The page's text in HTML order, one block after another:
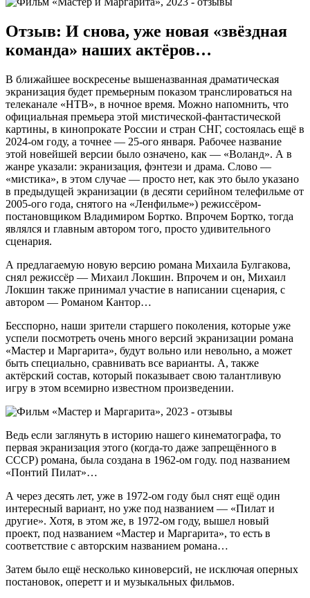
Отзыв: И снова, уже новая «звёздная
команда» наших актёров…
В ближайшее воскресенье вышеназванная драматическая
экранизация будет премьерным показом транслироваться на
телеканале «НТВ», в ночное время. Можно напомнить, что
официальная премьера этой мистической-фантастической
картины, в кинопрокате России и стран СНГ, состоялась ещё в
2024-ом году, а точнее — 25-ого января. Рабочее название
этой новейшей версии было означено, как — «Воланд». А в
жанре указали: экранизация, фэнтези и драма. Слово —
«мистика», в этом случае — просто нет, как это было указано
в предыдущей экранизации (в десяти серийном телефильме от
2005-ого года, снятого на «Ленфильме») режиссёром-
постановщиком Владимиром Бортко. Впрочем Бортко, тогда
являлся и главным автором того, просто удивительного
сценария.
А предлагаемую новую версию романа Михаила Булгакова,
снял режиссёр — Михаил Локшин. Впрочем и он, Михаил
Локшин также принимал участие в написании сценария, с
автором — Романом Кантор…
Бесспорно, наши зрители старшего поколения, которые уже
успели посмотреть очень много версий экранизации романа
«Мастер и Маргарита», будут вольно или невольно, а может
быть специально, сравнивать все варианты. А, также
актёрский состав, который показывает свою талантливую
игру в этом всемирно известном произведении.
Ведь если заглянуть в историю нашего кинематографа, то
первая экранизация этого (когда-то даже запрещённого в
СССР) романа, была создана в 1962-ом году. под названием
«Понтий Пилат»…
А через десять лет, уже в 1972-ом году был снят ещё один
интересный вариант, но уже под названием — «Пилат и
другие». Хотя, в этом же, в 1972-ом году, вышел новый
проект, под названием «Мастер и Маргарита», то есть в
соответствие с авторским названием романа…
Затем было ещё несколько киноверсий, не исключая оперных
постановок, оперетт и и музыкальных фильмов.